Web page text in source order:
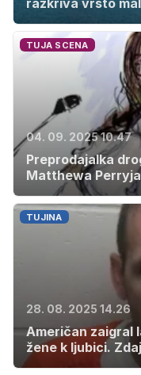
razkriva vrsto
TUJA SCENA
04. 09. 2025 10.47
Preprodajalka
Matthewa Perryja
TUJINA
28. 08. 2025 14.26
Američan zaigral
žene k ljubici.